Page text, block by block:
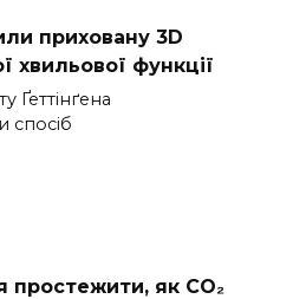
приховану 3D
хвильової функції
Ґеттінґена
спосіб
простежити, як CO₂